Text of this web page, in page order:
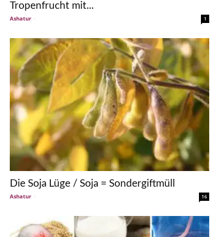
Tropenfrucht mit...
Ashatur - 1
Die Soja Lüge / Soja = Sondergiftmüll
Ashatur - 16